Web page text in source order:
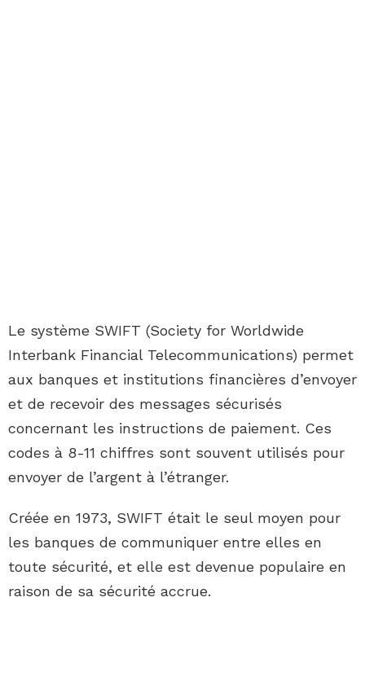
Le système SWIFT (Society for Worldwide
Interbank Financial Telecommunications) permet
aux banques et institutions financières d’envoyer
et de recevoir des messages sécurisés
concernant les instructions de paiement. Ces
codes à 8-11 chiffres sont souvent utilisés pour
envoyer de l’argent à l’étranger.
Créée en 1973, SWIFT était le seul moyen pour
les banques de communiquer entre elles en
toute sécurité, et elle est devenue populaire en
raison de sa sécurité accrue.